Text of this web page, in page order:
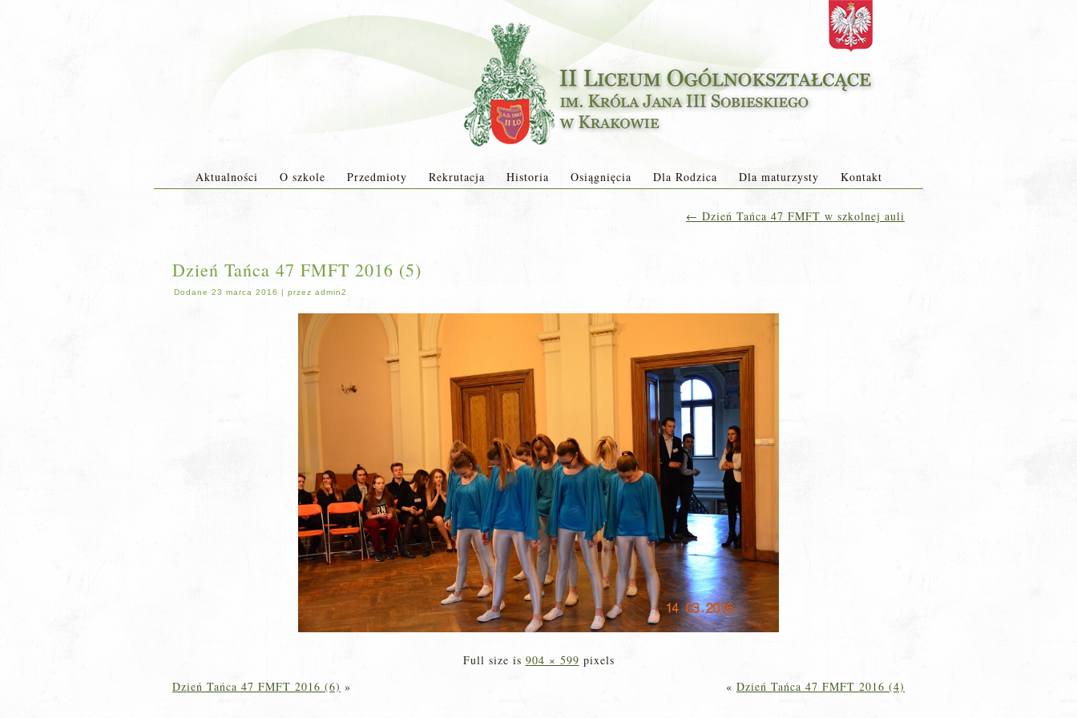
Aktualności O szkole Przedmioty Rekrutacja Historia Osiągnięcia Dla Rodzica Dla maturzysty Kontakt
← Dzień Tańca 47 FMFT w szkolnej auli
Dzień Tańca 47 FMFT 2016 (5)
Dodane 23 marca 2016 | przez admin2
Full size is 904 × 599 pixels
Dzień Tańca 47 FMFT 2016 (6) » « Dzień Tańca 47 FMFT 2016 (4)